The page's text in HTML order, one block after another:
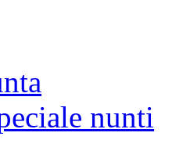
nunti